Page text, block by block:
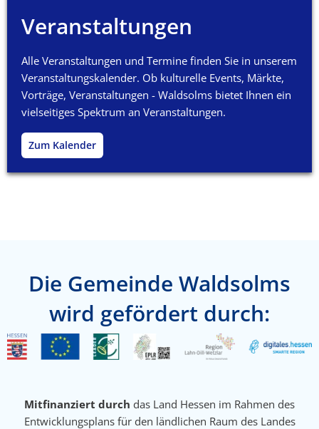
Veranstaltungen
Alle Veran­staltungen und Termine finden Sie in unserem
Veran­staltungs­kalender. Ob kulturelle Events, Märkte,
Vor­träge, Veranstaltungen - Waldsolms bietet Ihnen ein
viel­seitiges Spek­trum an Veran­staltungen.
Zum Kalender
Die Gemeinde Waldsolms
wird gefördert durch:
Mitfinanziert durch das Land Hessen im Rahmen des
Entwicklungsplans für den ländlichen Raum des Landes